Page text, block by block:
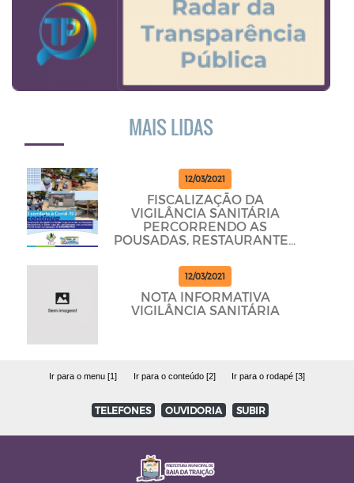
MAIS LIDAS
12/03/2021
FISCALIZAÇÃO DA
VIGILÂNCIA SANITÁRIA
PERCORRENDO AS
POUSADAS, RESTAURANTES
CUMPRINDO OS
PROTOCOLOS
12/03/2021
NOTA INFORMATIVA
VIGILÂNCIA SANITÁRIA
Ir para o menu [1] Ir para o conteúdo [2] Ir para o rodapé [3]
TELEFONES OUVIDORIA SUBIR